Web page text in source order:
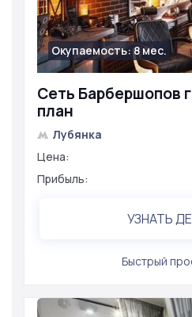
Сеть Барбершопов
план
Окупаемость: 8 мес.
Лубянка
Цена:
Прибыль:
УЗНАТЬ
Быстрый